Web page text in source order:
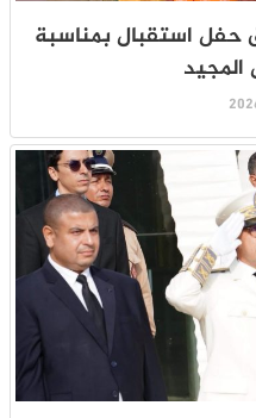
حفل استقبال بمناسبة